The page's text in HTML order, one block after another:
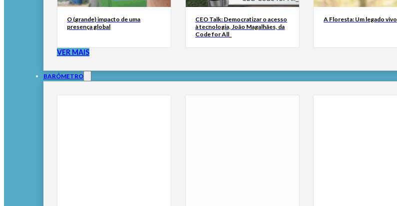
O (grande) impacto de uma
presença global
CEO Talk: Democratizar o acesso
à tecnologia, João Magalhães, da
Code for All_
A Floresta: Um legado vivo
VER MAIS
BARÓMETRO